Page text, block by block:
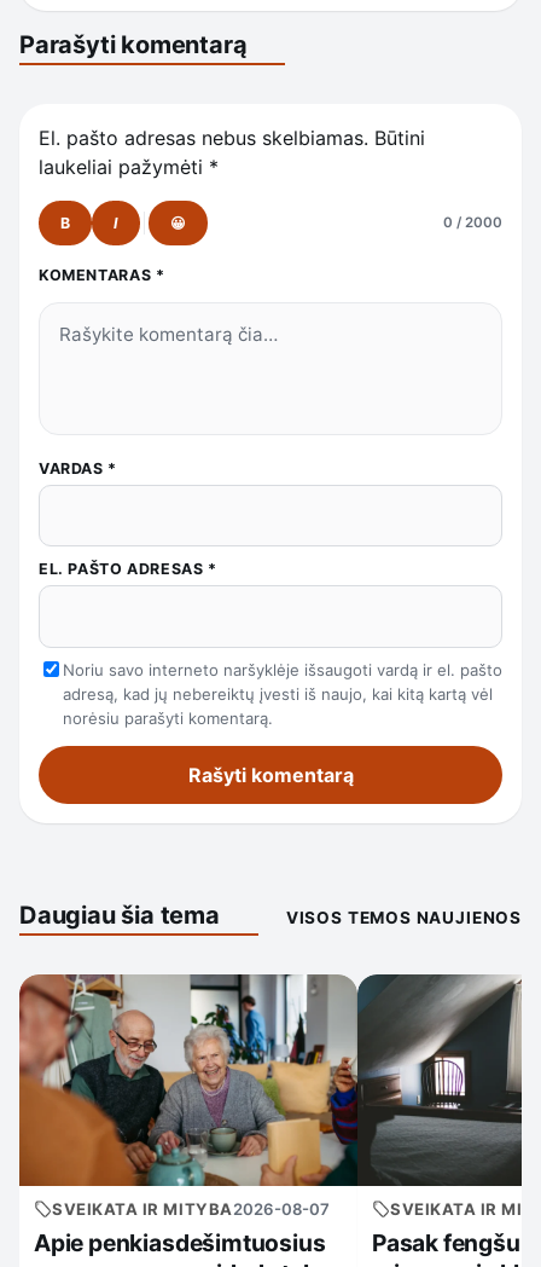
Parašyti komentarą
El. pašto adresas nebus skelbiamas. Būtini
laukeliai pažymėti *
B I 😀 0 / 2000
KOMENTARAS *
VARDAS *
EL. PAŠTO ADRESAS *
Noriu savo interneto naršyklėje išsaugoti vardą ir el. pašto
adresą, kad jų nebereiktų įvesti iš naujo, kai kitą kartą vėl
norėsiu parašyti komentarą.
Daugiau šia tema VISOS TEMOS NAUJIENOS
SVEIKATA IR MITYBA2026-08-07
Apie penkiasdešimtuosius
SVEIKATA IR
Pasak fengšui,